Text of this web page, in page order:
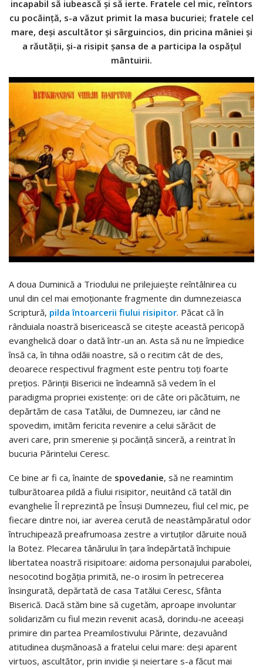
incapabil să iubească și să ierte. Fratele cel mic, reîntors
cu pocăință, s-a văzut primit la masa bucuriei; fratele cel
mare, deși ascultător și sârguincios, din pricina mâniei și
a răutății, şi-a risipit șansa de a participa la ospățul
mântuirii.
A doua Duminică a Triodului ne prilejuiește reîntâlnirea cu
unul din cel mai emoționante fragmente din dumnezeiasca
Scriptură, pilda întoarcerii fiului risipitor. Păcat că în
rânduiala noastră bisericească se citește această pericopă
evanghelică doar o dată într-un an. Asta să nu ne împiedice
însă ca, în tihna odăii noastre, să o recitim cât de des,
deoarece respectivul fragment este pentru toți foarte
prețios. Părinții Bisericii ne îndeamnă să vedem în el
paradigma propriei existențe: ori de câte ori păcătuim, ne
depărtăm de casa Tatălui, de Dumnezeu, iar când ne
spovedim, imităm fericita revenire a celui sărăcit de
averi care, prin smerenie și pocăință sinceră, a reintrat în
bucuria Părintelui Ceresc.
Ce bine ar fi ca, înainte de spovedanie, să ne reamintim
tulburătoarea pildă a fiului risipitor, neuitând că tatăl din
evanghelie Îl reprezintă pe Însuși Dumnezeu, fiul cel mic, pe
fiecare dintre noi, iar averea cerută de neastâmpăratul odor
întruchipează preafrumoasa zestre a virtuților dăruite nouă
la Botez. Plecarea tânărului în țara îndepărtată închipuie
libertatea noastră risipitoare: aidoma personajului parabolei,
nesocotind bogăția primită, ne-o irosim în petrecerea
însingurată, depărtată de casa Tatălui Ceresc, Sfânta
Biserică. Dacă stăm bine să cugetăm, aproape involuntar
solidarizăm cu fiul mezin revenit acasă, dorindu-ne aceeași
primire din partea Preamilostivului Părinte, dezavuând
atitudinea dușmănoasă a fratelui celui mare: deși aparent
virtuos, ascultător, prin invidie și neiertare s-a făcut mai